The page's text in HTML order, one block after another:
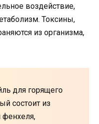
воздействие,
Токсины,
из организма,
для горящего
состоит из